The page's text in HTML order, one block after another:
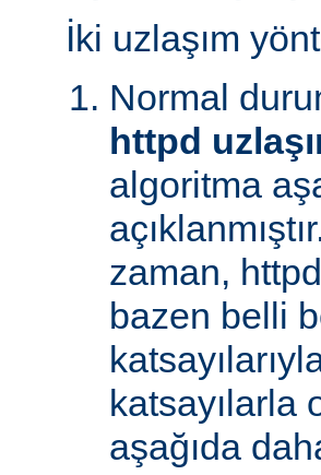
İki uzlaşım
Normal
httpd
algoritma
zaman,
bazen belli
katsayılarla
aşağıda